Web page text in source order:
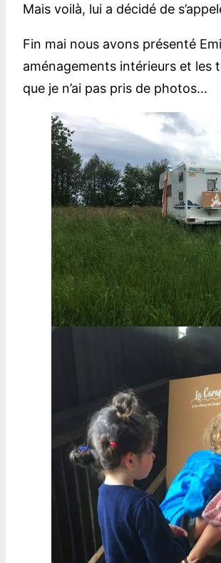
Mais voilà, lui a décidé de
Fin mai nous avons présenté
aménagements intérieurs et
que je n’ai pas pris de photos…